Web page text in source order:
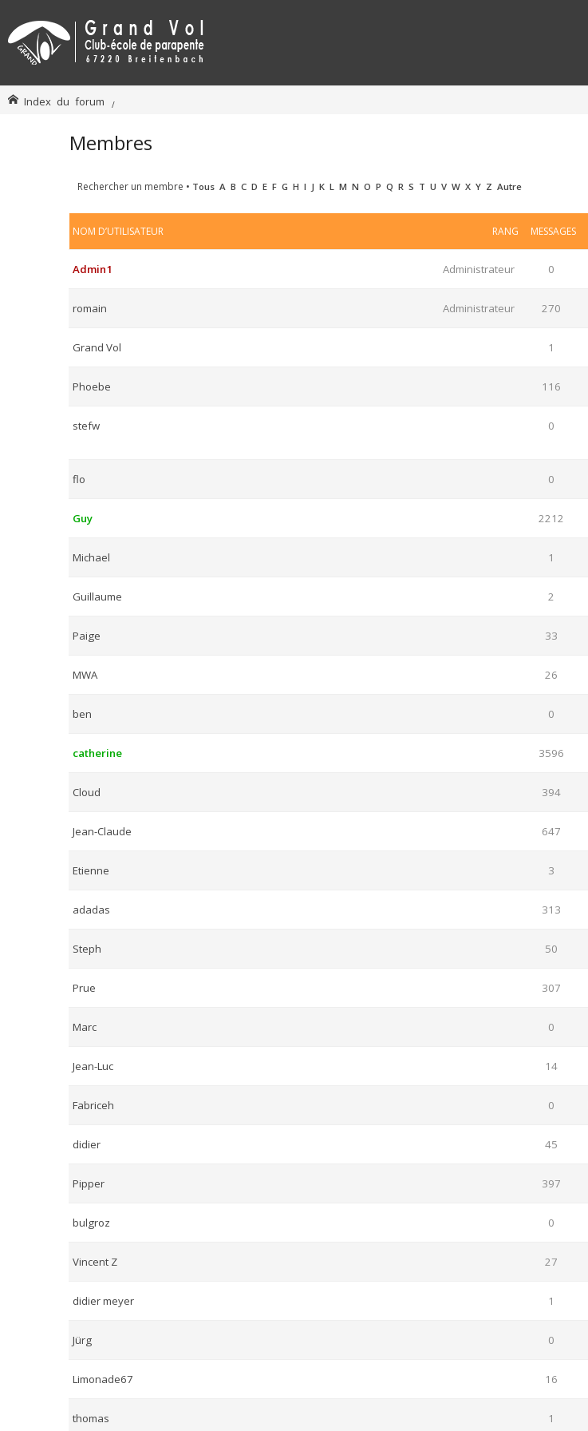
Index du forum
Membres
Rechercher un membre • Tous A B C D E F G H I J K L M N O P Q R S T U V W X Y Z Autre
RANG
NOM D’UTILISATEUR MESSAGES
Administrateur
Admin1 0
Administrateur
romain 270
Grand Vol 1
Phoebe 116
stefw 0
flo 0
Guy 2212
Michael 1
Guillaume 2
Paige 33
MWA 26
ben 0
catherine 3596
Cloud 394
Jean-Claude 647
Etienne 3
adadas 313
Steph 50
Prue 307
Marc 0
Jean-Luc 14
Fabriceh 0
didier 45
Pipper 397
bulgroz 0
Vincent Z 27
didier meyer 1
Jürg 0
Limonade67 16
thomas 1